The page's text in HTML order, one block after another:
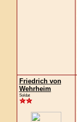
Friedrich von
Wehrheim
Soldat